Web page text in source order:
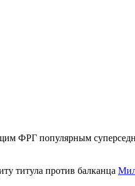
ФРГ популярным
титула против балканца